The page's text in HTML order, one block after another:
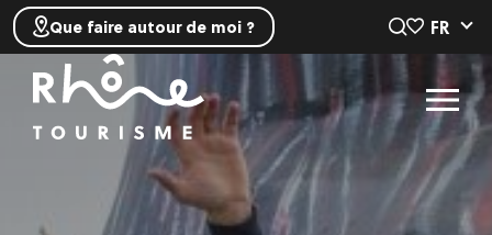
Que faire autour de moi ? FR